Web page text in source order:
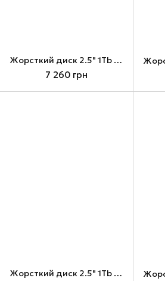
Жорсткий диск 2.5" 1Tb Seagate BarraCuda, SATA3, 128 Мб, 5400 об/хв (ST1000LM048)
7 260 грн
Жорсткий диск 2.5" 1Tb Western Digital Scorpio Blue, SATA3, 8 Мб, 5400 об/хв (WD10JPVX)